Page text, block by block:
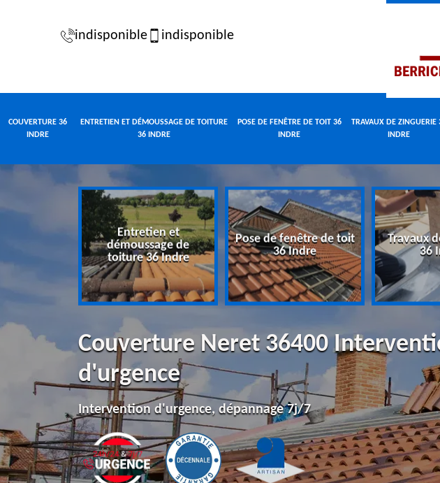
indisponible indisponible
COUVERTURE 36
INDRE
ENTRETIEN ET DÉMOUSSAGE DE TOITURE
36 INDRE
POSE DE FENÊTRE DE TOIT 36
INDRE
TRAVAUX DE ZINGUERIE
INDRE
Entretien et
démoussage de
toiture 36 Indre
Pose de fenêtre de toit
36 Indre
Travaux
36
Couverture Neret 36400
d'urgence
Intervention d'urgence, dépannage 7j/7